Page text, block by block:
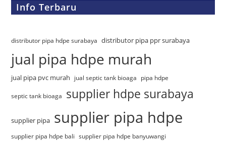
Info Terbaru
distributor pipa hdpe surabaya distributor pipa ppr surabaya
jual pipa hdpe murah
jual pipa pvc murah jual septic tank bioaga pipa hdpe
septic tank bioaga supplier hdpe surabaya
supplier pipa supplier pipa hdpe
supplier pipa hdpe bali supplier pipa hdpe banyuwangi